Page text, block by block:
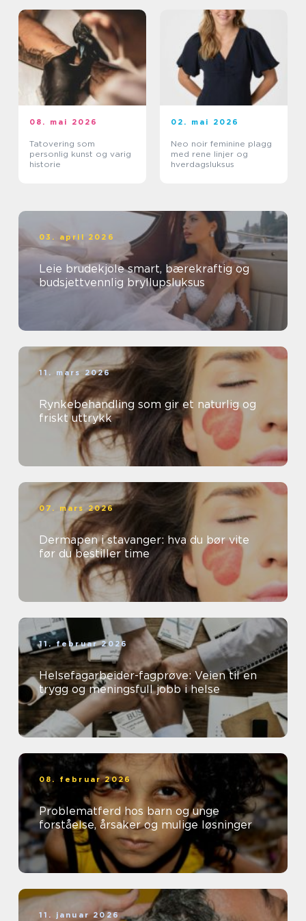
08. mai 2026
Tatovering som
personlig kunst og varig
historie
02. mai 2026
Neo noir feminine plagg
med rene linjer og
hverdagsluksus
03. april 2026
Leie brudekjole smart, bærekraftig og
budsjettvennlig bryllupsluksus
11. mars 2026
Rynkebehandling som gir et naturlig og
friskt uttrykk
07. mars 2026
Dermapen i stavanger: hva du bør vite
før du bestiller time
11. februar 2026
Helsefagarbeider-fagprøve: Veien til en
trygg og meningsfull jobb i helse
08. februar 2026
Problematferd hos barn og unge
forståelse, årsaker og mulige løsninger
11. januar 2026